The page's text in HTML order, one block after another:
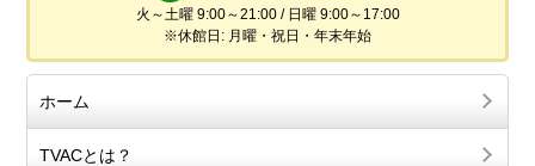
火～土曜 9:00～21:00 / 日曜 9:00～17:00
※休館日: 月曜・祝日・年末年始
ホーム
TVACとは？